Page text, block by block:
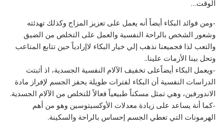
الوقت…
-ومن فوائد البكاء أيضاً أنه يعمل على تعزيز المزاج وكذلك تهدئته
وشعور الشخص بالراحة النفسية والعمل على التخلص من الضيق
والتعب لذا فجميعنا نذهب إلي خيار البكاء لاإرادياً حين تتابع المتاعب
وتحل بينا الأزمات علينا..
-‏ويعمل البكاء أيضاًعلى تخفيف الآلام النفسية الجسدية، اذ أثبتت
الدراسات النفسية أن البكاء لفترات طويلة يحفز الجسم لإفراز مادة
الاندورفين، وهي تمثل مسكناً طبيعياً فعالاً للتخلص من الآلام الجسدية.
-‏كما أنة يساعد على زيادة معدلات الأوكسيتوسين وهو من أهم
الهرمونات التي تعطي الجسم إحساس بالراحة والسكينة.